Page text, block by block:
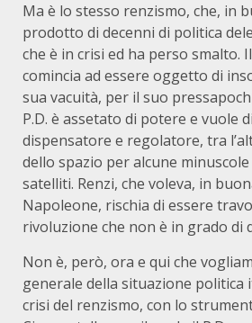
Ma è lo stesso renzismo, che, in
prodotto di decenni di politica
che è in crisi ed ha perso smalto.
comincia ad essere oggetto di
sua vacuità, per il suo
P.D. è assetato di potere e vuole
dispensatore e regolatore, tra
dello spazio per alcune
satelliti. Renzi, che voleva, in
Napoleone, rischia di essere
rivoluzione che non è in grado di
Non è, però, ora e qui che
generale della situazione politica
crisi del renzismo, con lo